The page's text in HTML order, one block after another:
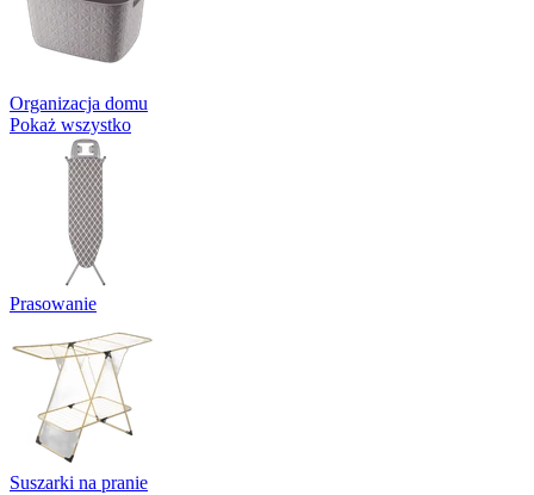
Organizacja domu
Pokaż wszystko
Prasowanie
Suszarki na pranie